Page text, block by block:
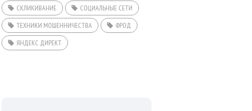
СКЛИКИВАНИЕ
СОЦИАЛЬНЫЕ СЕТИ
ТЕХНИКИ МОШЕННИЧЕСТВА
ФРОД
ЯНДЕКС ДИРЕКТ